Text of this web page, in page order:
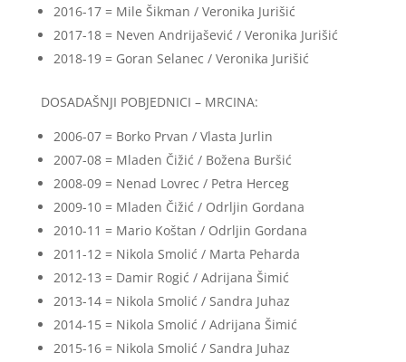
2016-17 = Mile Šikman / Veronika Jurišić
2017-18 = Neven Andrijašević / Veronika Jurišić
2018-19 = Goran Selanec / Veronika Jurišić
DOSADAŠNJI POBJEDNICI – MRCINA:
2006-07 = Borko Prvan / Vlasta Jurlin
2007-08 = Mladen Čižić / Božena Buršić
2008-09 = Nenad Lovrec / Petra Herceg
2009-10 = Mladen Čižić / Odrljin Gordana
2010-11 = Mario Koštan / Odrljin Gordana
2011-12 = Nikola Smolić / Marta Peharda
2012-13 = Damir Rogić / Adrijana Šimić
2013-14 = Nikola Smolić / Sandra Juhaz
2014-15 = Nikola Smolić / Adrijana Šimić
2015-16 = Nikola Smolić / Sandra Juhaz